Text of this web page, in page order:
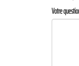
Votre